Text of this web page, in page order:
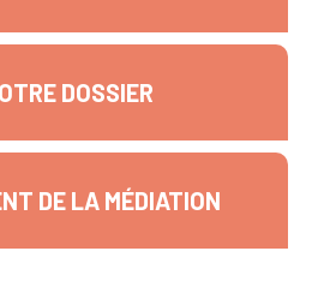
DOSSIER
DE LA MÉDIATION